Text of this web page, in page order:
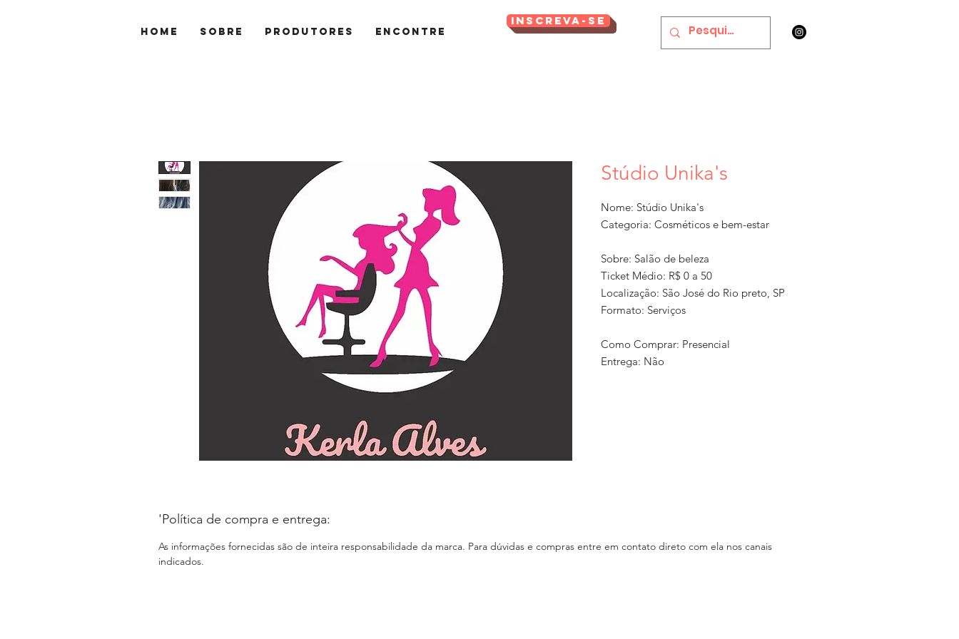
Home Sobre Produtores Encontre
Inscreva-se
Stúdio Unika's
Nome: Stúdio Unika's
Categoria: Cosméticos e bem-estar
Sobre: Salão de beleza
Ticket Médio: R$ 0 a 50
Localização: São José do Rio preto, SP
Formato: Serviços
Como Comprar: Presencial
Entrega: Não
'Política de compra e entrega:
As informações fornecidas são de inteira responsabilidade da marca. Para dúvidas e compras entre em contato direto com ela nos canais
indicados.